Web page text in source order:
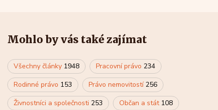
Mohlo by vás také zajímat
Všechny články 1948 Pracovní právo 234
Rodinné právo 153 Právo nemovitostí 256
Živnostníci a společnosti 253 Občan a stát 108